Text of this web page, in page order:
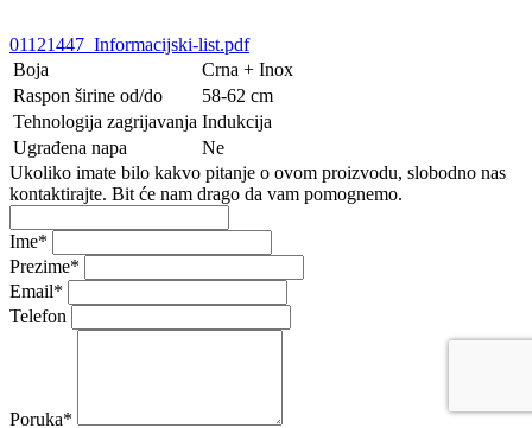
01121447_Informacijski-list.pdf
Boja
Crna + Inox
Raspon širine od/do
58-62 cm
Tehnologija zagrijavanja Indukcija
Ugrađena napa
Ne
Ukoliko imate bilo kakvo pitanje o ovom proizvodu, slobodno nas
kontaktirajte. Bit će nam drago da vam pomognemo.
Ime*
Prezime*
Email*
Telefon
Poruka*